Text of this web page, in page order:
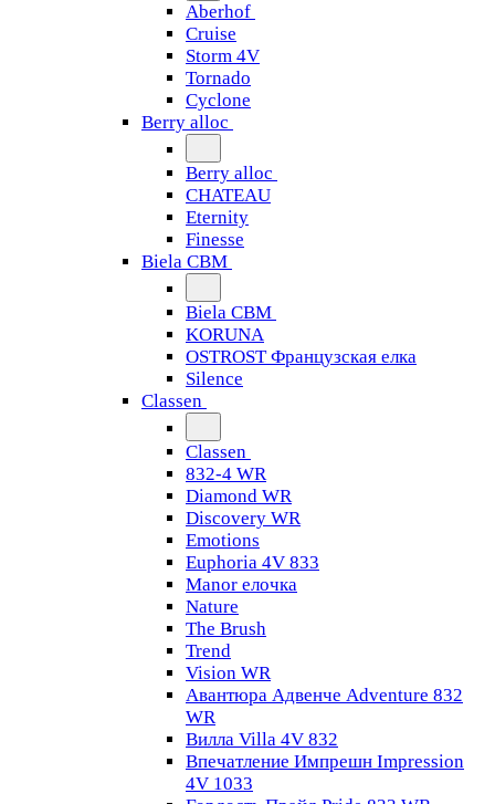
Aberhof
Cruise
Storm 4V
Tornado
Сyclone
Berry alloc
Berry alloc
CHATEAU
Eternity
Finesse
Biela CBM
Biela CBM
KORUNA
OSTROST Французская елка
Silence
Classen
Classen
832-4 WR
Diamond WR
Discovery WR
Emotions
Euphoria 4V 833
Manor елочка
Nature
The Brush
Trend
Vision WR
Авантюра Адвенче Adventure 832
WR
Вилла Villa 4V 832
Впечатление Импрешн Impression
4V 1033